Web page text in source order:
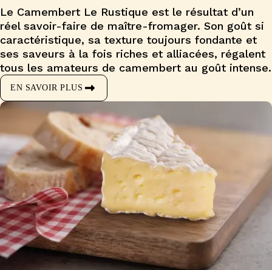
Le Camembert Le Rustique est le résultat d’un
réel savoir-faire de maître-fromager. Son goût si
caractéristique, sa texture toujours fondante et
ses saveurs à la fois riches et alliacées, régalent
tous les amateurs de camembert au goût intense.
EN SAVOIR PLUS